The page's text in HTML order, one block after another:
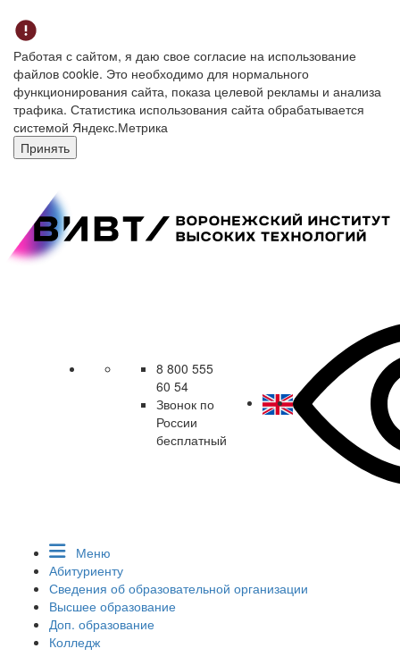
Работая с сайтом, я даю свое согласие на использование
файлов cookie. Это необходимо для нормального
функционирования сайта, показа целевой рекламы и анализа
трафика. Статистика использования сайта обрабатывается
системой Яндекс.Метрика
Принять
8 800 555
60 54
Звонок по
России
бесплатный
Меню
Абитуриенту
Сведения об образовательной организации
Высшее образование
Доп. образование
Колледж